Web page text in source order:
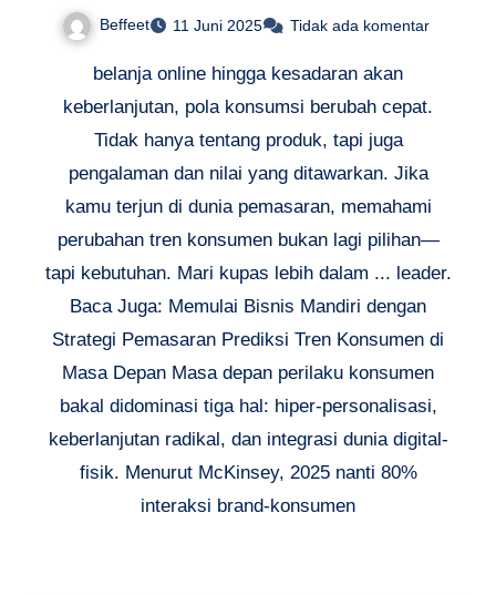
Beffeet 11 Juni 2025 Tidak ada komentar
belanja online hingga kesadaran akan
keberlanjutan, pola konsumsi berubah cepat.
Tidak hanya tentang produk, tapi juga
pengalaman dan nilai yang ditawarkan. Jika
kamu terjun di dunia pemasaran, memahami
perubahan tren konsumen bukan lagi pilihan—
tapi kebutuhan. Mari kupas lebih dalam ... leader.
Baca Juga: Memulai Bisnis Mandiri dengan
Strategi Pemasaran Prediksi Tren Konsumen di
Masa Depan Masa depan perilaku konsumen
bakal didominasi tiga hal: hiper-personalisasi,
keberlanjutan radikal, dan integrasi dunia digital-
fisik. Menurut McKinsey, 2025 nanti 80%
interaksi brand-konsumen